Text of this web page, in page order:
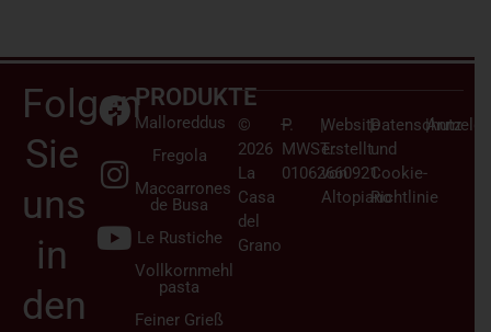
Folgen
Sie
uns
in
den
PRODUKTE
Malloreddus
Fregola
Maccarrones
de Busa
Le Rustiche
Vollkornmehl
pasta
Feiner Grieß
©
2026
La
Casa
del
Grano
–
P.
MWST.:
01062660921
|Website
erstellt
von
Altopiano
|Datenschutz
und
Cookie-
Richtlinie
|